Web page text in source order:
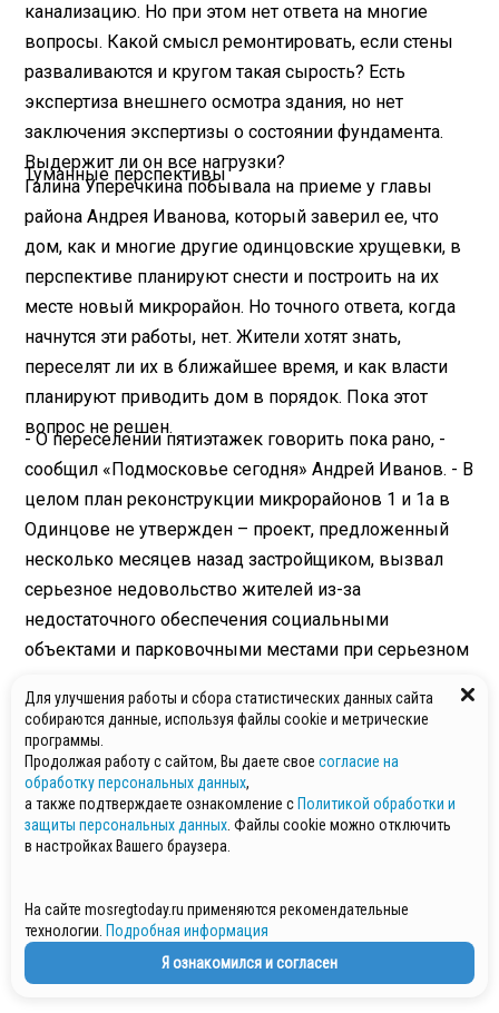
канализацию. Но при этом нет ответа на многие
вопросы. Какой смысл ремонтировать, если стены
разваливаются и кругом такая сырость? Есть
экспертиза внешнего осмотра здания, но нет
заключения экспертизы о состоянии фундамента.
Выдержит ли он все нагрузки?
Туманные перспективы
Галина Уперечкина побывала на приеме у главы
района Андрея Иванова, который заверил ее, что
дом, как и многие другие одинцовские хрущевки, в
перспективе планируют снести и построить на их
месте новый микрорайон. Но точного ответа, когда
начнутся эти работы, нет. Жители хотят знать,
переселят ли их в ближайшее время, и как власти
планируют приводить дом в порядок. Пока этот
вопрос не решен.
- О переселении пятиэтажек говорить пока рано, -
сообщил «Подмосковье сегодня» Андрей Иванов. - В
целом план реконструкции микрорайонов 1 и 1а в
Одинцове не утвержден – проект, предложенный
несколько месяцев назад застройщиком, вызвал
серьезное недовольство жителей из-за
недостаточного обеспечения социальными
объектами и парковочными местами при серьезном
МОЖАЙСК
Для улучшения работы и сбора статистических данных сайта
собираются данные, используя файлы cookie и метрические
программы.
Продолжая работу с сайтом, Вы даете свое согласие на
обработку персональных данных,
а также подтверждаете ознакомление с Политикой обработки и
защиты персональных данных . Файлы cookie можно отключить
в настройках Вашего браузера.
На сайте mosregtoday.ru применяются рекомендательные
технологии. Подробная информация
Я ознакомился и согласен